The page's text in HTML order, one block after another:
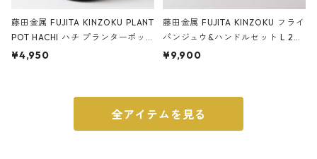
藤田金属 FUJITA KINZOKU PLANT
POT HACHI ハチ プランターポッ
ト 3号 ブラック
¥4,950
藤田金属 FUJITA KINZOKU フライ
パンジュウ&ハンドルセット L 24c
m ガス火・IH対応 鉄フライパン
¥9,900
全アイテムを見る